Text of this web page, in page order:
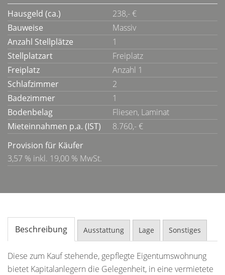
Hausgeld (ca.)
238,- €
Bauweise
Massiv
Anzahl Stellplätze
1
Stellplatzart
Freiplatz
Freiplatz
Anzahl 1
Schlafzimmer
2
Badezimmer
1
Bodenbelag
Fliesen, Laminat
Mieteinnahmen p.a. (IST)
8.760,- €
Provision für Käufer
3,57 % inkl. 19,00 % MwSt.
Beschreibung Ausstattung Lage Sonstiges
Diese zum Kauf stehende, gepflegte Eigentumswohnung
bietet Kapitalanlegern die Gelegenheit, in eine vermietete